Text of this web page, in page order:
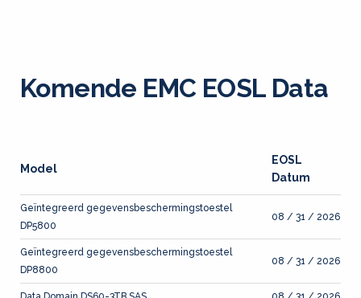
Komende EMC EOSL Data
Model
EOSL
Datum
Geïntegreerd gegevensbeschermingstoestel
DP5800
08 / 31 / 2026
Geïntegreerd gegevensbeschermingstoestel
DP8800
08 / 31 / 2026